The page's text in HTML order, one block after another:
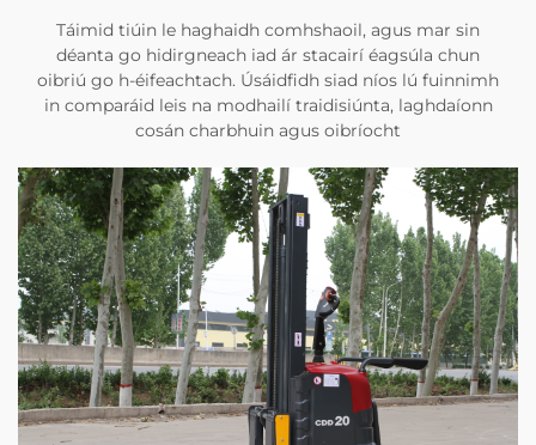
Táimid tiúin le haghaidh comhshaoil, agus mar sin
déanta go hidirgneach iad ár stacairí éagsúla chun
oibriú go h-éifeachtach. Úsáidfidh siad níos lú fuinnimh
in comparáid leis na modhailí traidisiúnta, laghdaíonn
cosán charbhuin agus oibríocht